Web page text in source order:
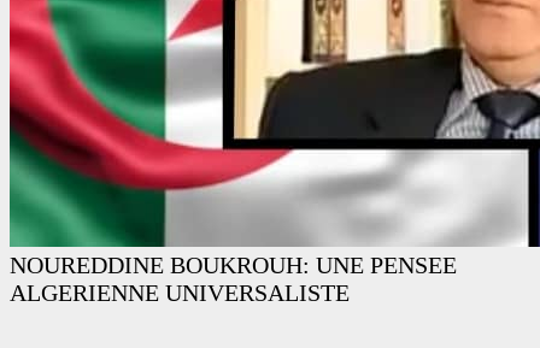
NOUREDDINE BOUKROUH: UNE PENSEE
ALGERIENNE UNIVERSALISTE